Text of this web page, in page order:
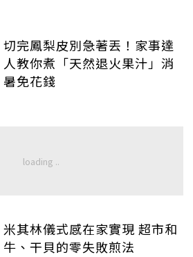
切完鳳梨皮別急著丟！家事達
人教你煮「天然退火果汁」消
暑免花錢
米其林儀式感在家實現 超市和
牛、干貝的零失敗煎法